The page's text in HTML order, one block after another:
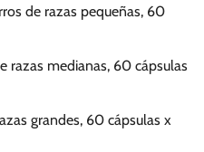
de razas pequeñas, 60
razas medianas, 60 cápsulas
grandes, 60 cápsulas x